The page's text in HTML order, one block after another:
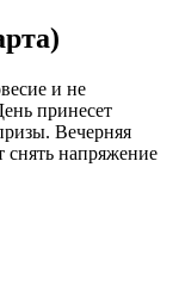
и не
принесет
Вечерняя
снять напряжение